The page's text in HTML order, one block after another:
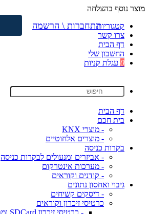
מוצר נוסף בהצלחה
קטגוריות
צרו קשר
דף הבית
החשבון שלי
0 עגלת קניות
דף הבית
בית חכם
- מוצרי KNX
- מוצרים אלחוטיים
בקרות כניסה
- אביזרים ומנעולים לבקרות כניסה
- מערכות אינטרקום
- קודנים וקוראים
גיבוי ואחסון נתונים
- דיסקים קשיחים
כרטיסי זיכרון וקוראים
- כרטיסי זיכרון SDCard ומתאמים
התחברות \ הרשמה